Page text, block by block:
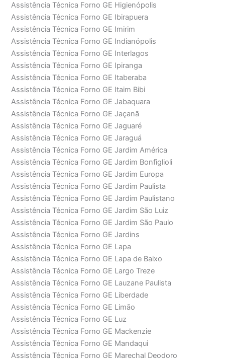
Assistência Técnica Forno GE Higienópolis
Assistência Técnica Forno GE Ibirapuera
Assistência Técnica Forno GE Imirim
Assistência Técnica Forno GE Indianópolis
Assistência Técnica Forno GE Interlagos
Assistência Técnica Forno GE Ipiranga
Assistência Técnica Forno GE Itaberaba
Assistência Técnica Forno GE Itaim Bibi
Assistência Técnica Forno GE Jabaquara
Assistência Técnica Forno GE Jaçanã
Assistência Técnica Forno GE Jaguaré
Assistência Técnica Forno GE Jaraguá
Assistência Técnica Forno GE Jardim América
Assistência Técnica Forno GE Jardim Bonfiglioli
Assistência Técnica Forno GE Jardim Europa
Assistência Técnica Forno GE Jardim Paulista
Assistência Técnica Forno GE Jardim Paulistano
Assistência Técnica Forno GE Jardim São Luiz
Assistência Técnica Forno GE Jardim São Paulo
Assistência Técnica Forno GE Jardins
Assistência Técnica Forno GE Lapa
Assistência Técnica Forno GE Lapa de Baixo
Assistência Técnica Forno GE Largo Treze
Assistência Técnica Forno GE Lauzane Paulista
Assistência Técnica Forno GE Liberdade
Assistência Técnica Forno GE Limão
Assistência Técnica Forno GE Luz
Assistência Técnica Forno GE Mackenzie
Assistência Técnica Forno GE Mandaqui
Assistência Técnica Forno GE Marechal Deodoro